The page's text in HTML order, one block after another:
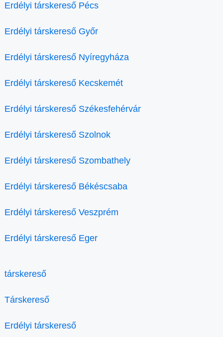
Erdélyi társkereső Pécs
Erdélyi társkereső Győr
Erdélyi társkereső Nyíregyháza
Erdélyi társkereső Kecskemét
Erdélyi társkereső Székesfehérvár
Erdélyi társkereső Szolnok
Erdélyi társkereső Szombathely
Erdélyi társkereső Békéscsaba
Erdélyi társkereső Veszprém
Erdélyi társkereső Eger
társkereső
Társkereső
Erdélyi társkereső